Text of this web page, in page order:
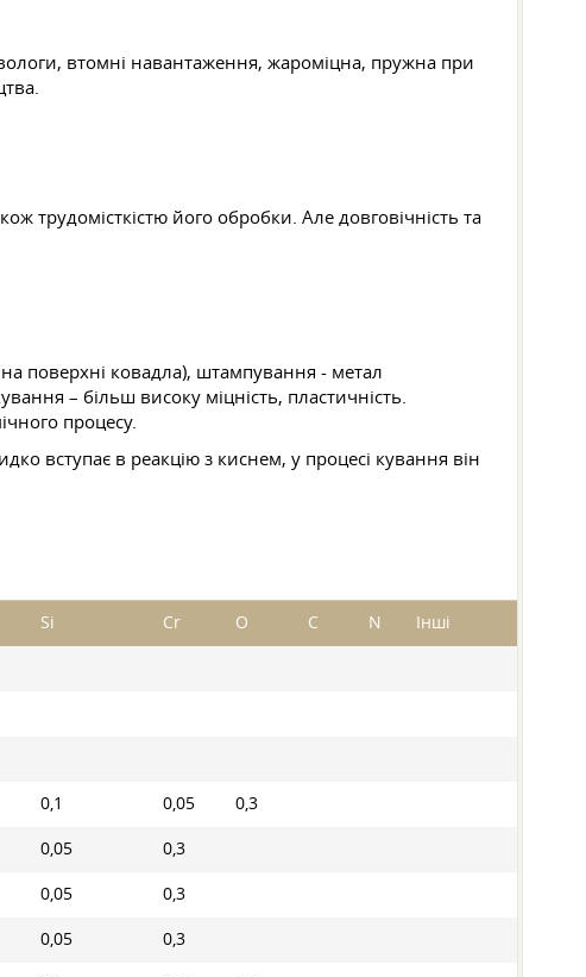
втомні навантаження, жароміцна, пружна при
трудомісткістю його обробки. Але довговічність та
поверхні ковадла), штампування - метал
– більш високу міцність, пластичність.
процесу.
вступає в реакцію з киснем, у процесі кування він
Si Cr O C N Інші
0,1 0,05 0,3
0,05 0,3
0,05 0,3
0,05 0,3